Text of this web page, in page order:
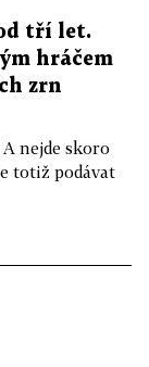
tří let.
hráčem
zrn
nejde skoro
totiž podávat